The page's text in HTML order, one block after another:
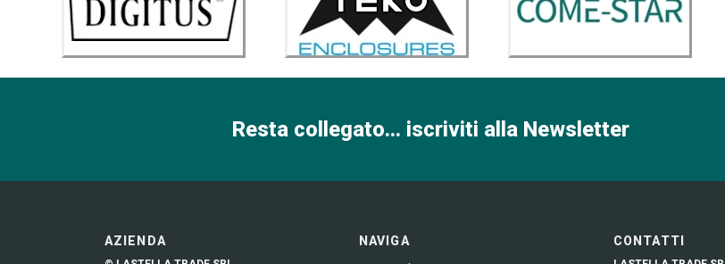
Resta collegato... iscriviti alla Newsletter
AZIENDA NAVIGA CONTATTI